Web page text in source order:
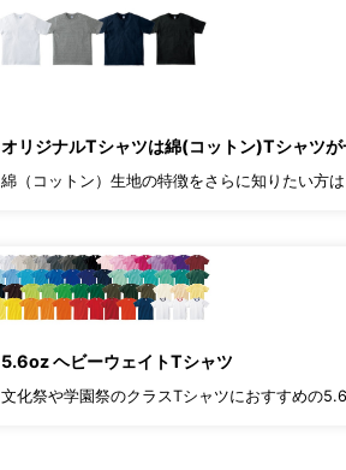
オリジナルTシャツは綿(コットン)Tシャツ
綿（コットン）生地の特徴をさらに知りたい方
5.6oz ヘビーウェイトTシャツ
文化祭や学園祭のクラスTシャツにおすすめの